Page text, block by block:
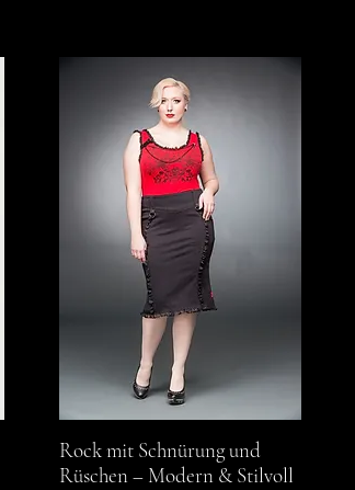
Schnellansicht
Rock mit Schnürung und
Rüschen – Modern & Stilvoll